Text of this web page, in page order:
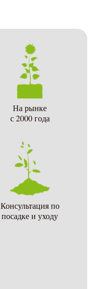
На рынке
с 2000 года
Консультация по
посадке и уходу